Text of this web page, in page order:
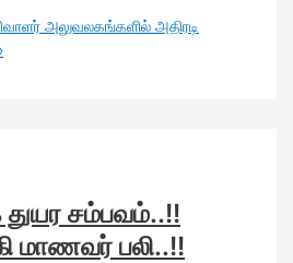
அலுவலகங்களில் அதிரடி
சம்பவம்..!!
மாணவர் பலி..!!